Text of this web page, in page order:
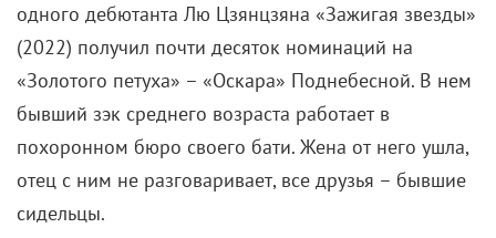
одного дебютанта Лю Цзянцзяна «Зажигая звезды»
(2022) получил почти десяток номинаций на
«Золотого петуха» – «Оскара» Поднебесной. В нем
бывший зэк среднего возраста работает в
похоронном бюро своего бати. Жена от него ушла,
отец с ним не разговаривает, все друзья – бывшие
сидельцы.